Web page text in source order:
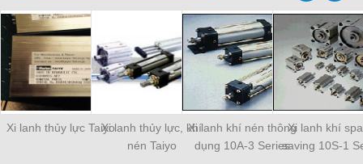
Xi lanh thủy lực TaiyoXi lanh thủy lực, khí
nén Taiyo
Xi lanh khí nén thông
dụng 10A-3 Series
Xi lanh khí
saving 10S-1